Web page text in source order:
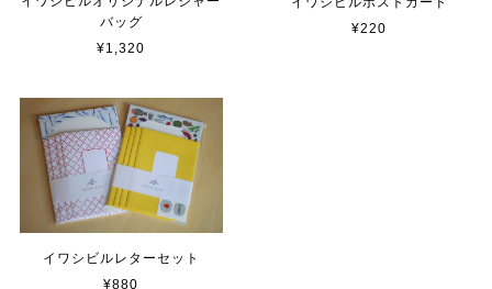
バッグ
¥1,320
¥220
イワシビルレターセット
¥880